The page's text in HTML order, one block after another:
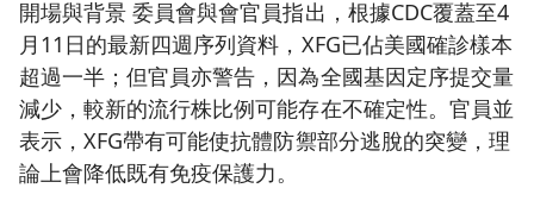
開場與背景 委員會與會官員指出，根據CDC覆蓋至4
月11日的最新四週序列資料，XFG已佔美國確診樣本
超過一半；但官員亦警告，因為全國基因定序提交量
減少，較新的流行株比例可能存在不確定性。官員並
表示，XFG帶有可能使抗體防禦部分逃脫的突變，理
論上會降低既有免疫保護力。